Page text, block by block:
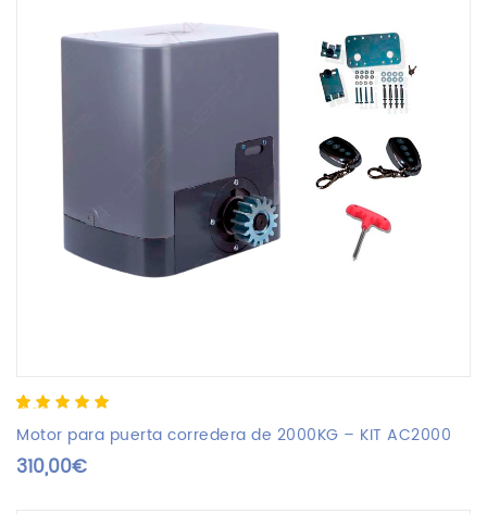
5.00 out of
5
based on
2
customer
ratings
Motor para puerta corredera de 2000KG – KIT AC2000
310,00€